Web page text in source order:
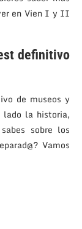
en Vien I y II
definitivo
de museos y
lado la historia,
sobre los
Vamos